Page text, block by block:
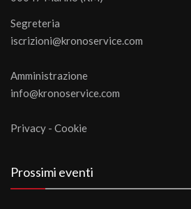
Segreteria
iscrizioni@kronoservice.com
Amministrazione
info@kronoservice.com
Privacy - Cookie
Prossimi eventi